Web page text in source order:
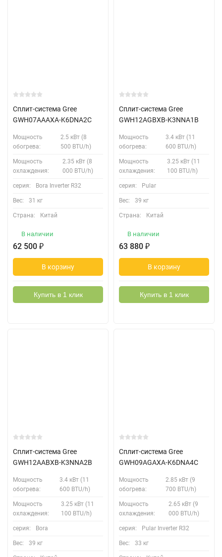
Сплит-система Gree
GWH07AAAXA-K6DNA2C
Мощность
обогрева:
2.5 кВт (8
500 BTU/h)
Мощность
охлаждения:
2.35 кВт (8
000 BTU/h)
серия: Bora Inverter R32
Вес: 31 кг
Страна: Китай
В наличии
62 500 ₽
В корзину
Купить в 1 клик
Сплит-система Gree
GWH12AGBXB-K3NNA1B
Мощность
обогрева:
3.4 кВт (11
600 BTU/h)
Мощность
охлаждения:
3.25 кВт (11
100 BTU/h)
серия: Pular
Вес: 39 кг
Страна: Китай
В наличии
63 880 ₽
В корзину
Купить в 1 клик
Сплит-система Gree
GWH12AABXB-K3NNA2B
Мощность
обогрева:
3.4 кВт (11
600 BTU/h)
Мощность
охлаждения:
3.25 кВт (11
100 BTU/h)
серия: Bora
Вес: 39 кг
Сплит-система Gree
GWH09AGAXA-K6DNA4C
Мощность
обогрева:
2.85 кВт (9
700 BTU/h)
Мощность
охлаждения:
2.65 кВт (9
000 BTU/h)
серия: Pular Inverter R32
Вес: 33 кг